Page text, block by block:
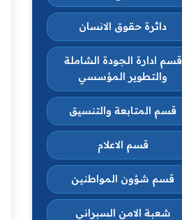
دائرة حقوق الانسان
قسم ادارة الجودة الشاملة
والتطوير المؤسسي
قسم المتابعة والتنسيق
قسم الاعلام
قسم شؤون المواطنين
شعبة الامن السبراني